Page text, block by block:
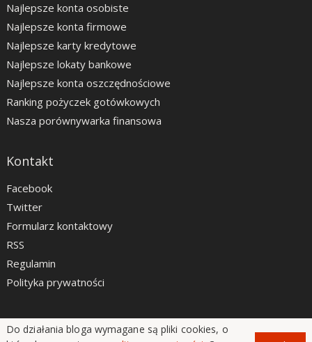
Najlepsze konta osobiste
Najlepsze konta firmowe
Najlepsze karty kredytowe
Najlepsze lokaty bankowe
Najlepsze konta oszczędnościowe
Ranking pożyczek gotówkowych
Nasza porównywarka finansowa
Kontakt
Facebook
Twitter
Formularz kontaktowy
RSS
Regulamin
Polityka prywatności
LiveSmarter.pl © 2012 - 2026
Do działania bloga wymagane są pliki cookies, o